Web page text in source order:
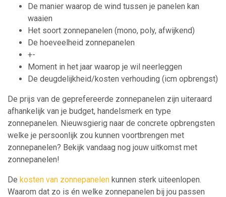
De manier waarop de wind tussen je panelen kan
waaien
Het soort zonnepanelen (mono, poly, afwijkend)
De hoeveelheid zonnepanelen
+-
Moment in het jaar waarop je wil neerleggen
De deugdelijkheid/kosten verhouding (icm opbrengst)
De prijs van de geprefereerde zonnepanelen zijn uiteraard
afhankelijk van je budget, handelsmerk en type
zonnepanelen. Nieuwsgierig naar de concrete opbrengsten
welke je persoonlijk zou kunnen voortbrengen met
zonnepanelen? Bekijk vandaag nog jouw uitkomst met
zonnepanelen!
De kosten van zonnepanelen kunnen sterk uiteenlopen.
Waarom dat zo is én welke zonnepanelen bij jou passen